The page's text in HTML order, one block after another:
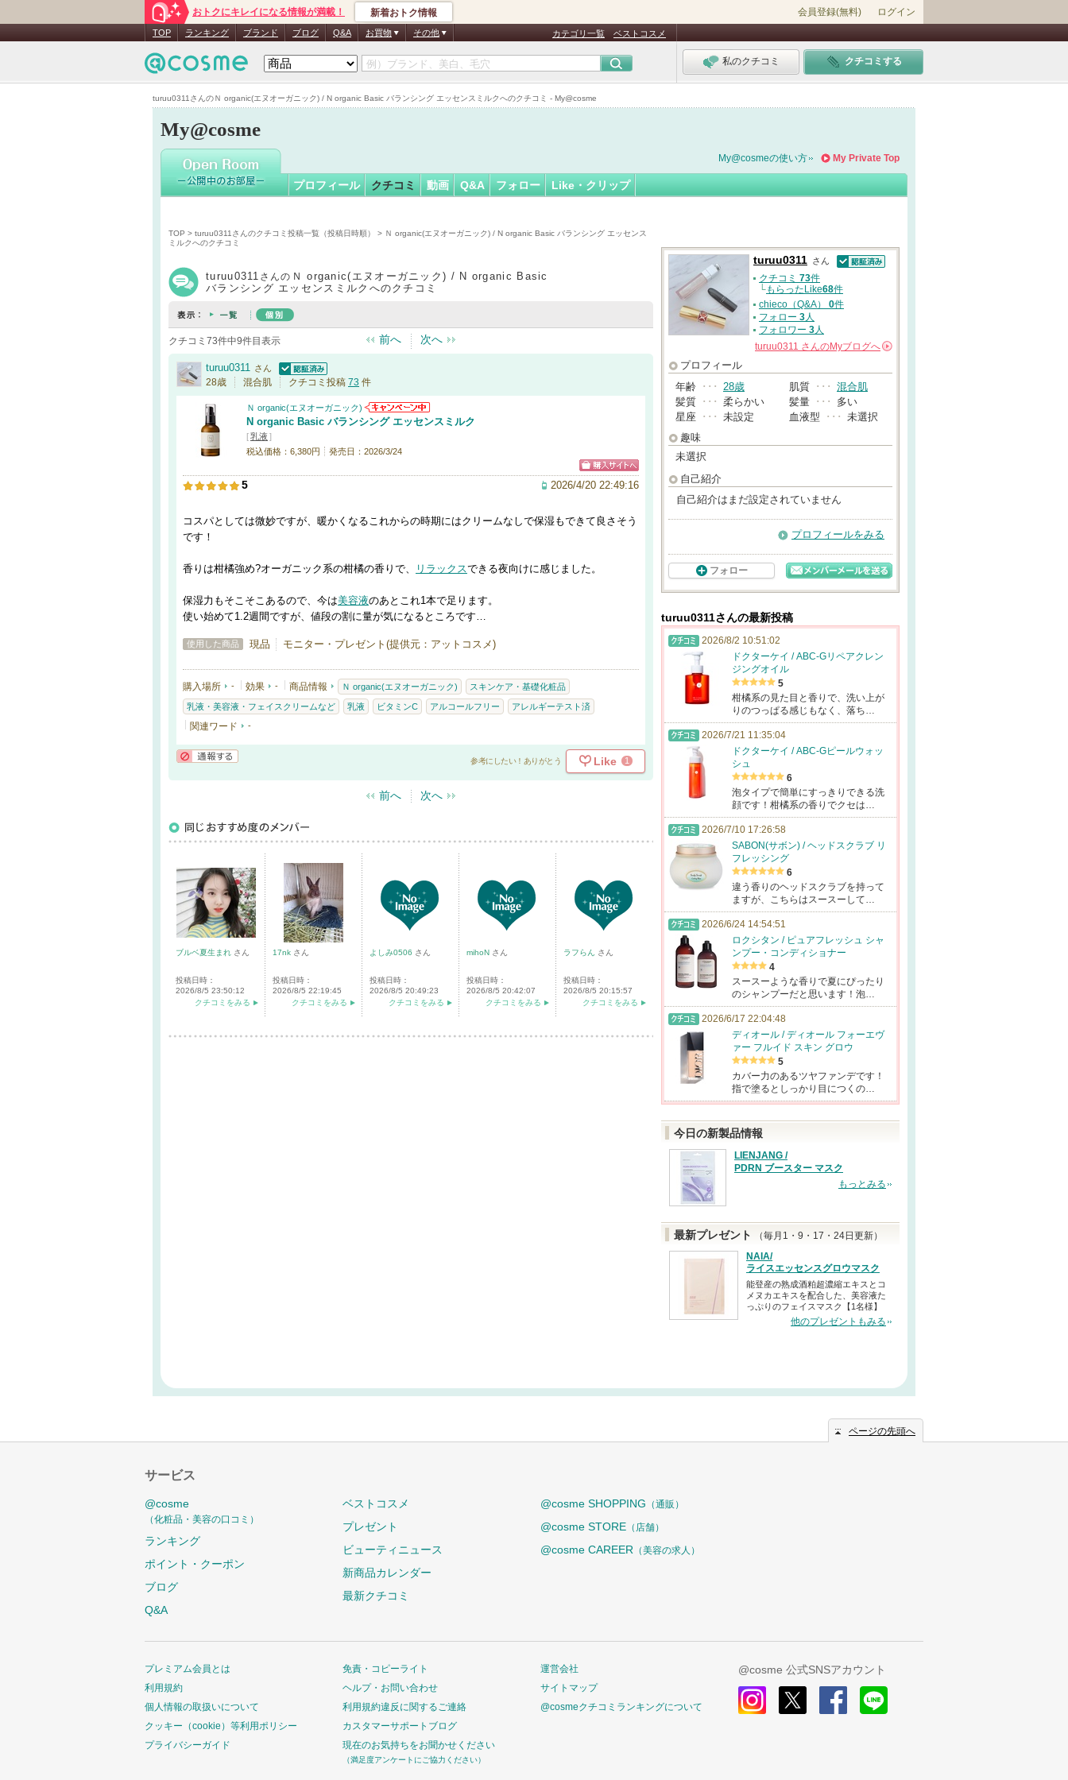
turuu0311さんのＮ organic(エヌオーガニック) / N organic Basic バランシング エッセンスミルクへのクチコミ - My@cosme
おトクにキレイになる情報が満載！ 新着おトク情報 会員登録(無料) ログイン
TOP ランキング ブランド ブログ Q&A お買物 その他 カテゴリ一覧 ベストコスメ
私のクチコミ クチコミする
My@cosme
turuu0311さん
認
証
My Private Top
My@cosmeの使い方
プロフィール クチコミ 動画 Q&A フォロー Like・クリップ
TOP > turuu0311さんのクチコミ投稿一覧（投稿日時順）
> Ｎ organic(エヌオーガニック) / N organic Basic バランシング エッセンス
ミルクへのクチコミ
turuu0311 さんの Ｎ organic(エヌオーガニック) / N organic Basic
バランシング エッセンスミルクへのクチコミ
クチコミ73件中9件目表示 前へ 次へ
turuu0311 さん
認証済
28歳 混合肌 クチコミ投稿 73 件
Ｎ organic(エヌオーガニック)
N organic Basic バランシング エッセンスミルク
[乳液]
税込価格：6,380円
発売日：2026/3/24
5 2026/4/20 22:49:16
コスパとしては微妙ですが、暖かくなるこれからの時期にはクリームなしで保湿もできて良さそう
です！
香りは柑橘強め?オーガニック系の柑橘の香りで、 リラックスできる夜向けに感じました。
保湿力もそこそこあるので、今は美容液のあとこれ1本で足ります。
使い始めて1.2週間ですが、値段の割に量が気になるところです…
使用した商品 現品 モニター・プレゼント(提供元：アットコスメ)
購入場所 - 効果 - 商品情報 Ｎ organic(エヌオーガニック) スキンケア・基礎化粧品
乳液・美容液・フェイスクリームなど 乳液 ビタミンC アルコールフリー アレルギーテスト済
関連ワード -
参考にしたい！ありがとう Like 1
前へ 次へ
ブルベ夏生まれ さん
投稿日時：
2026/8/5 23:50:12
クチコミをみる
17nk さん
投稿日時：
2026/8/5 22:19:45
クチコミをみる
よしみ0506 さん
投稿日時：
2026/8/5 20:49:23
クチコミをみる
mihoN さん
投稿日時：
2026/8/5 20:42:07
クチコミをみる
ラフらん さん
投稿日時：
2026/8/5 20:15:57
クチコミをみる
turuu0311 さん
クチコミ 73件
└もらったLike68件
chieco（Q&A） 0件
フォロー 3人
フォロワー 3人
turuu0311 さんのMyブログへ
プロフィール
年齢 ･･･ 28歳 肌質 ･･･ 混合肌
髪質 ･･･ 柔らかい 髪量 ･･･
多い
星座 ･･･ 未設定 血液型 ･･･ 未選択
趣味
未選択
自己紹介
自己紹介はまだ設定されていません
プロフィールをみる
フォロー
turuu0311さんの最新投稿
2026/8/2 10:51:02
ドクターケイ / ABC-Gリペアクレン
ジングオイル
5
柑橘系の見た目と香りで、洗い上が
りのつっぱる感じもなく、落ち…
2026/7/21 11:35:04
ドクターケイ / ABC-Gピールウォッ
シュ
6
泡タイプで簡単にすっきりできる洗
顔です！柑橘系の香りでクセは…
2026/7/10 17:26:58
SABON(サボン) / ヘッドスクラブ リ
フレッシング
6
違う香りのヘッドスクラブを持って
ますが、こちらはスースーして…
2026/6/24 14:54:51
ロクシタン / ピュアフレッシュ シャ
ンプー・コンディショナー
4
スースーような香りで夏にぴったり
のシャンプーだと思います！泡…
2026/6/17 22:04:48
ディオール / ディオール フォーエヴ
ァー フルイド スキン グロウ
5
カバー力のあるツヤファンデです！
指で塗るとしっかり目につくの…
今日の新製品情報
LIENJANG /
PDRN ブースター マスク
もっとみる
最新プレゼント
（毎月1・9・17・24日更新）
NAIA/
ライスエッセンスグロウマスク
能登産の熟成酒粕超濃縮エキスとコ
メヌカエキスを配合した、美容液た
っぷりのフェイスマスク【1名様】
他のプレゼントもみる
ページの先頭へ
サービス
@cosme
（化粧品・美容の口コミ）
ランキング
ポイント・クーポン
ブログ
Q&A
ベストコスメ
プレゼント
ビューティニュース
新商品カレンダー
最新クチコミ
@cosme SHOPPING （通販）
@cosme STORE （店舗）
@cosme CAREER （美容の求人）
プレミアム会員とは
利用規約
個人情報の取扱いについて
クッキー（cookie）等利用ポリシー
プライバシーガイド
免責・コピーライト
ヘルプ・お問い合わせ
利用規約違反に関するご連絡
カスタマーサポートブログ
現在のお気持ちをお聞かせください
（満足度アンケートにご協力ください）
運営会社
サイトマップ
@cosmeクチコミランキングについて
@cosme 公式SNSアカウント